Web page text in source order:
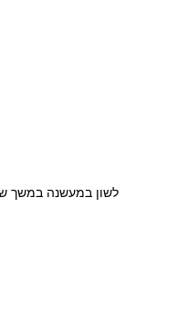
לשון במעשנה במשך